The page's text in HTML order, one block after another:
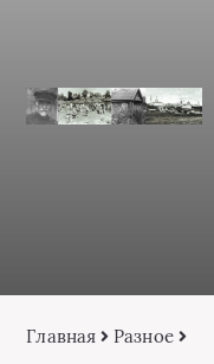
Главная Разное